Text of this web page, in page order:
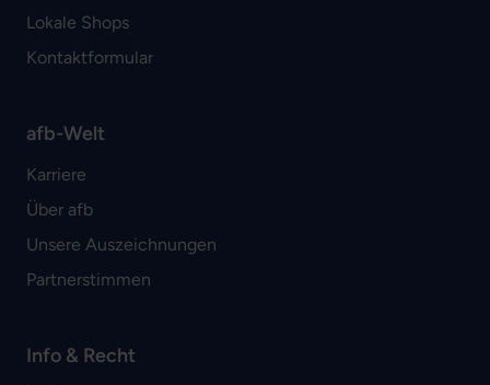
Lokale Shops
Kontaktformular
afb-Welt
Karriere
Über afb
Unsere Auszeichnungen
Partnerstimmen
Info & Recht